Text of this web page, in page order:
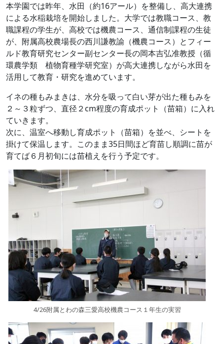
本学園では昨年、水田（約16アール）を整備し、高大連携
による水稲栽培を開始しました。大学では教職コース、教
職課程の学生が、高校では機農コース、通信制課程の生徒
が、附属高校農場長の西川謙教諭（機農コース）とフィー
ルド教育研究センター副センター長の岡本吉弘准教授（循
環農学類 植物育種学研究室）が高大連携しながら水田を
活用して教育・研究を進めています。
イネの種もみまきは、水分を吸って白い芽が出た種もみを
２～３粒ずつ、直径２cm程度の育成ポット（苗箱）に入れ
ていきます。
次に、温室へ移動し育成ポット（苗箱）を並べ、シートを
掛けて保温します。このまま35日間ほど育苗し順調に苗が
育てば６月初旬には苗植えを行う予定です。
4/26附属とわの森三愛高校機農コース１年生の実習